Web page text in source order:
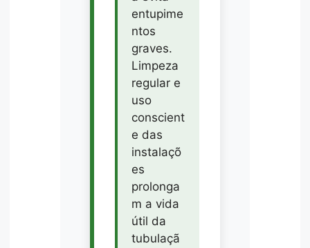
entupime
ntos
graves.
Limpeza
regular e
uso
conscient
e das
instalaçõ
es
prolonga
m a vida
útil da
tubulaçã